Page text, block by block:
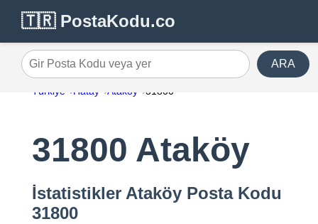
🇹🇷 PostaKodu.co
Gir Posta Kodu veya yer ARA
Türkiye Hatay Ataköy 31800
31800 Ataköy
İstatistikler Ataköy Posta Kodu
31800